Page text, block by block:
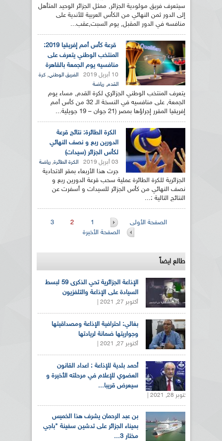
سيتعرف فريق مولودية الجزائر, ممثل الجزائر الوحيد المتأهل
إلى الدور ثمن النهائي من الكأس العربية للأندية على
منافسه في الدور المقبل, يوم السبت,عقب...
قرعة كأس أمم إفريقيا 2019:
المنتخب الوطني يتعرف على
منافسيه يوم الجمعة بالقاهرة
10 أبريل 2019 الفريق الوطني, كرة
القدم, رياضة
يتعرف المنتخب الوطني الجزائري لكرة القدم, مساء يوم
الجمعة, على منافسيه في النسخة الـ 32 من كأس أمم
إفريقيا المقرر إجراؤها بمصر (21 جوان – 19 جويلية...
الكرة الطائرة: نتائج قرعة
الدورين ربع و نصف النهائي
لكأس الجزائر (سيدات)
03 أبريل 2019 الكرة الطائرة, رياضة
جرت هذا الأربعاء بمقر الاتحادية
الجزائرية للكرة الطائرة عملية سحب قرعة الدورين ربع و
نصف النهائي من كأس الجزائر للسيدات و أسفرت عن
النتائج التالية :...
الصفحات
الصفحة الأولى 1
2
3
الصفحة الأخيرة
طالع ايضاً
الإذاعة الجزائرية تحي الذكرى 59 لبسط
السيادة على الإذاعة والتلفزيون
أكتوبر 27, 2021 |
بغالي: احترافية الإذاعة ومصداقيتها
وجواريتها ضمانة لريادتها
أكتوبر 27, 2021 |
أحمد بلدية للإذاعة : اعداد القانون
العضوي للإعلام في مرحلته الأخيرة و
سيعرض قريبا...
أكتوبر 28, 2021 |
بن عبد الرحمان يشرف هذا الخميس
بميناء الجزائر على تدشين سفينة "باجي
مختار 3...